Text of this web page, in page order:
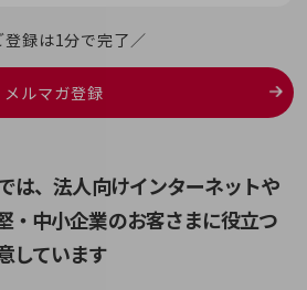
ト
さま
登録は1分で完了／
メルマガ登録
は、法人向けインターネットや
・中小企業のお客さまに役立つ
しています